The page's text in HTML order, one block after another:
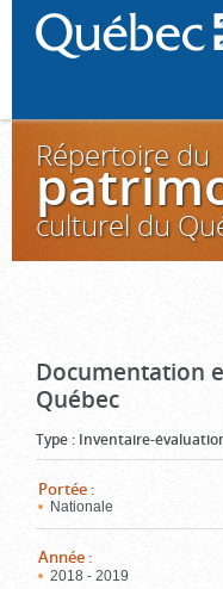
Répertoire du
culturel du
Documentation
Québec
Type : Inventaire-
Portée :
Nationale
Année :
2018 - 2019